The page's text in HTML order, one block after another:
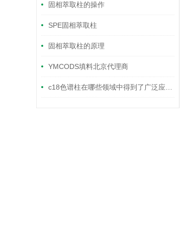
固相萃取柱的操作
SPE固相萃取柱
固相萃取柱的原理
YMCODS填料北京代理商
c18色谱柱在哪些领域中得到了广泛应用？